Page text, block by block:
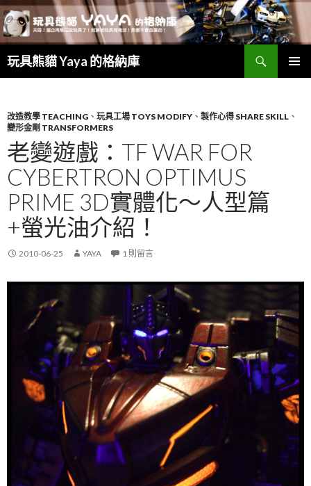
玩具熊貓 Yaya 的格納庫
尋
要
內
容
改造教學 TEACHING 、 玩具工場 TOYS MODIFY 、 製作心得 SHARE SKILL 、
變形金剛 TRANSFORMERS
老變遊戲：TF WAR FOR
CYBERTRON OPTIMUS
PRIME 3D實體化～人型篇
+螢光油介紹！
2010-06-25 YAYA 1 則留言